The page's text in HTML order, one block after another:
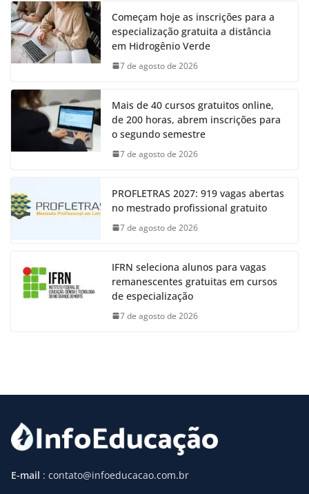
Começam hoje as inscrições para a
especialização gratuita a distância
em Hidrogênio Verde
7 de agosto de 2026
Mais de 40 cursos gratuitos online,
de 200 horas, abrem inscrições para
o segundo semestre
7 de agosto de 2026
PROFLETRAS 2027: 919 vagas abertas
no mestrado profissional gratuito
7 de agosto de 2026
IFRN seleciona alunos para vagas
remanescentes gratuitas em cursos
de especialização
7 de agosto de 2026
E-mail : contato@infoeducacao.com.br